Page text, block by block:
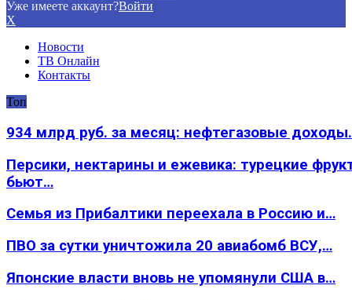
Уже имеете аккаунт?Войти
X
Новости
ТВ Онлайн
Контакты
Топ
934 млрд руб. за месяц: нефтегазовые
Персики, нектарины и ежевика: турецкие
бьют…
Семья из Прибалтики переехала в Россию и…
ПВО за сутки уничтожила 20 авиабомб ВСУ,…
Японские власти вновь не упомянули США в…